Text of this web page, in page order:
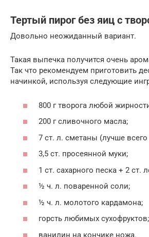
Тертый пирог без яиц с
Довольно неожиданный вариант.
Такая выпечка получится очень
Так что рекомендуем приготовить
начинкой, используя следующие
800 г творога любой
200 г сливочного масла;
7 ст. л. сметаны (лучше
3,5 ст. просеянной муки;
1 ст. сахарного песка + 2 ст.
½ ч. л. поваренной соли;
½ ч. л. молотого кардамона;
горсть любимых сухофруктов;
ванилин на кончике ножа.